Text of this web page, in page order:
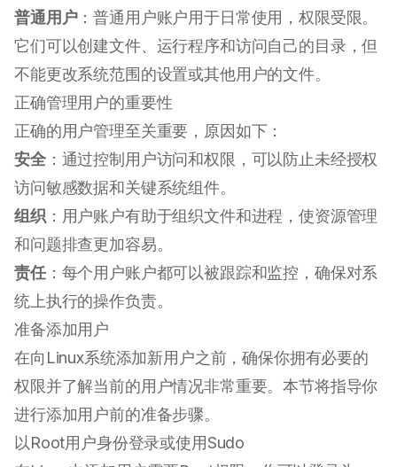
普通用户：普通用户账户用于日常使用，权限受限。
它们可以创建文件、运行程序和访问自己的目录，但
不能更改系统范围的设置或其他用户的文件。
正确管理用户的重要性
正确的用户管理至关重要，原因如下：
安全：通过控制用户访问和权限，可以防止未经授权
访问敏感数据和关键系统组件。
组织：用户账户有助于组织文件和进程，使资源管理
和问题排查更加容易。
责任：每个用户账户都可以被跟踪和监控，确保对系
统上执行的操作负责。
准备添加用户
在向Linux系统添加新用户之前，确保你拥有必要的
权限并了解当前的用户情况非常重要。本节将指导你
进行添加用户前的准备步骤。
以Root用户身份登录或使用Sudo